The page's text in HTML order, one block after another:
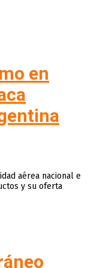
en
aérea nacional e
y su oferta